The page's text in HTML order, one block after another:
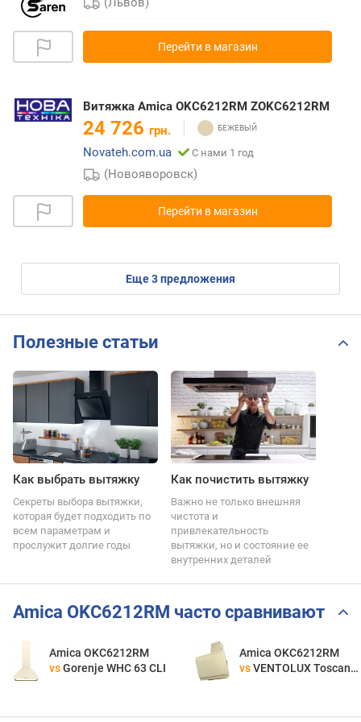
Перейти в магазин
Витяжка Amica OKC6212RM ZOKC6212RM
24 726 грн.
Novateh.com.ua
С нами 1 год
(Новояворовск)
Перейти в магазин
eще3предложения
Полезные статьи
Как выбрать вытяжку
Секреты выбора вытяжки,
которая будет подходить по
всем параметрам и
прослужит долгие годы
Как почистить вытяжку
Важно не только внешняя
чистота и
привлекательность
вытяжки, но и состояние ее
внутренних деталей
Amica OKC6212RM часто сравнивают
Amica OKC6212RM
vs Gorenje WHC 63 CLI
Amica OKC6212RM
vs VENTOLUX Toscana 60 IV 1000 TRC SD